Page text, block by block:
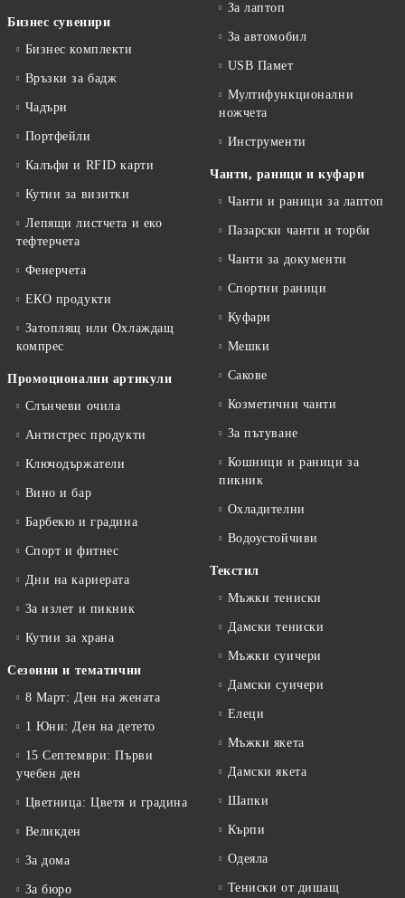
Бизнес сувенири
Бизнес комплекти
Връзки за бадж
Чадъри
Портфейли
Калъфи и RFID карти
Кутии за визитки
Лепящи листчета и еко
тефтeрчета
Фенерчета
ЕКО продукти
Затоплящ или Охлаждащ
компрес
Промоционални артикули
Слънчеви очила
Антистрес продукти
Ключодържатели
Вино и бар
Барбекю и градина
Спорт и фитнес
Дни на кариерата
За излет и пикник
Кутии за храна
Сезонни и тематични
8 Март: Ден на жената
1 Юни: Ден на детето
15 Септември: Първи
учебен ден
Цветница: Цветя и градина
Великден
За дома
За бюро
За лаптоп
За автомобил
USB Памет
Мултифункционални
ножчета
Инструменти
Чанти, раници и куфари
Чанти и раници за лаптоп
Пазарски чанти и торби
Чанти за документи
Спортни раници
Куфари
Мешки
Сакове
Козметични чанти
За пътуване
Кошници и раници за
пикник
Охладителни
Водоустойчиви
Текстил
Мъжки тениски
Дамски тениски
Мъжки суичери
Дамски суичери
Елеци
Мъжки якета
Дамски якета
Шапки
Кърпи
Одеяла
Тениски от дишащ